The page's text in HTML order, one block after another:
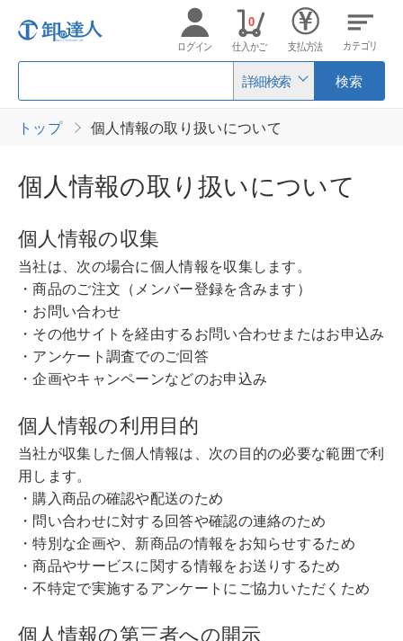
詳細検索 検索
ログイン 仕入かご
0
支払方法 カテゴリ
トップ 個人情報の取り扱いについて
個人情報の取り扱いについて
個人情報の収集
当社は、次の場合に個人情報を収集します。
・商品のご注文（メンバー登録を含みます）
・お問い合わせ
・その他サイトを経由するお問い合わせまたはお申込み
・アンケート調査でのご回答
・企画やキャンペーンなどのお申込み
個人情報の利用目的
当社が収集した個人情報は、次の目的の必要な範囲で利
用します。
・購入商品の確認や配送のため
・問い合わせに対する回答や確認の連絡のため
・特別な企画や、新商品の情報をお知らせするため
・商品やサービスに関する情報をお送りするため
・不特定で実施するアンケートにご協力いただくため
個人情報の第三者への開示